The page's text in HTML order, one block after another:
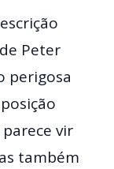
Peter
perigosa
vir
também